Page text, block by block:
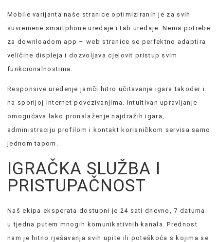
Mobile varijanta naše stranice optimiziranih je za svih
suvremene smartphone uređaje i tab uređaje. Nema potrebe
za downloadom app – web stranice se perfektno adaptira
veličine displeja i dozvoljava cjelovit pristup svim
funkcionalnostima.
Responsive uređenje jamči hitro učitavanje igara također i
na sporijoj internet povezivanjima. Intuitivan upravljanje
omogućava lako pronalaženje najdražih igara,
administraciju profilom i kontakt korisničkom servisa samo
jednom tapom.
IGRAČKA SLUŽBA I
PRISTUPAČNOST
Naš ekipa eksperata dostupni je 24 sati dnevno, 7 datuma
u tjedna putem mnogih komunikativnih kanala. Prednost
nam je hitno rješavanja svih upite ili poteškoća s kojima se